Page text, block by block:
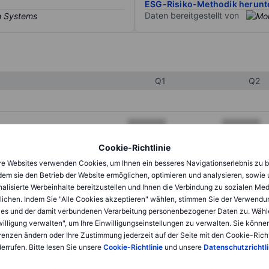
Cookie-Richtlinie
Websites verwenden Cookies, um Ihnen ein besseres Navigationserlebnis zu
sie den Betrieb der Website ermöglichen, optimieren und analysieren, sowie
Werbeinhalte bereitzustellen und Ihnen die Verbindung zu sozialen
Indem Sie "Alle Cookies akzeptieren" wählen, stimmen Sie der
und der damit verbundenen Verarbeitung personenbezogener Daten zu.
verwalten", um Ihre Einwilligungseinstellungen zu verwalten. Sie
ändern oder Ihre Zustimmung jederzeit auf der Seite mit den Cookie-
Bitte lesen Sie unsere Cookie-Richtlinieund unsere
ESG-Risiko-Methodik
Daten bereitgestellt von
Q1 Q2
XXXXXXX XXXXXXX
XXXXXXX
XXXXXXX XXXXXXX
XXXXXXX XXXXXXX
XXXXXXX XXXXXXX